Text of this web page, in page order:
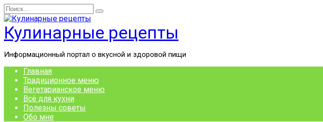
Перейти
к
содержанию
Search
for:
Кулинарные рецепты
Информационный портал о вкусной и здоровой пищи
Главная
Традиционное меню
Вегетарианское меню
Всё для кухни
Полезны советы
Обо мне